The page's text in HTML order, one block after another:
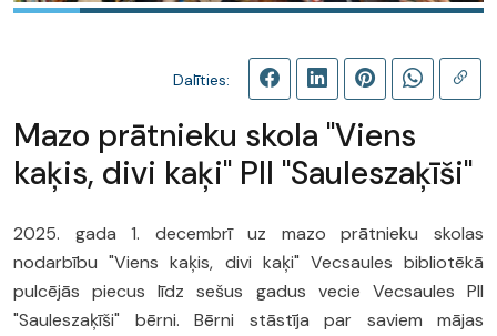
Dalīties:
Mazo prātnieku skola "Viens
kaķis, divi kaķi" PII "Sauleszaķīši"
2025. gada 1. decembrī uz mazo prātnieku skolas
nodarbību "Viens kaķis, divi kaķi" Vecsaules bibliotēkā
pulcējās piecus līdz sešus gadus vecie Vecsaules PII
"Sauleszaķīši" bērni. Bērni stāstīja par saviem mājas